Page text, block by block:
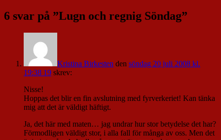
6 svar på ”Lugn och regnig Söndag”
Kristina Birkesten den söndag 20 juli 2008 kl.
19:38 19 skrev:
Nisse!
Hoppas det blir en fin avslutning med fyrverkeriet! Kan tänka
mig att det är väldigt häftigt.
Ja, det här med maten… jag undrar hur stor betydelse det har?
Förmodligen väldigt stor, i alla fall för många av oss. Men det